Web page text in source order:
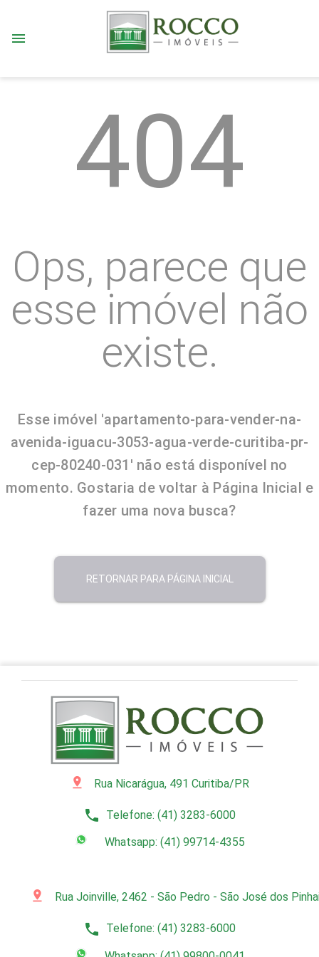
menu
pin_drop Rua Nicarágua, 491 Curitiba/PR
phone Telefone: (41) 3283-6000
Whatsapp: (41) 99714-4355
pin_drop Rua Joinville, 2462 - São Pedro - São José dos
phone Telefone: (41) 3283-6000
404
Ops, parece que
esse imóvel não
existe.
Esse imóvel 'apartamento-para-vender-na-
avenida-iguacu-3053-agua-verde-curitiba-pr-
cep-80240-031' não está disponível no
momento. Gostaria de voltar à Página Inicial e
fazer uma nova busca?
RETORNAR PARA PÁGINA INICIAL